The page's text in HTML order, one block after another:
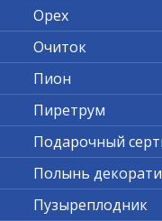
Орех
Очиток
Пион
Пиретрум
Подарочный
Полынь
Пузыреплодник